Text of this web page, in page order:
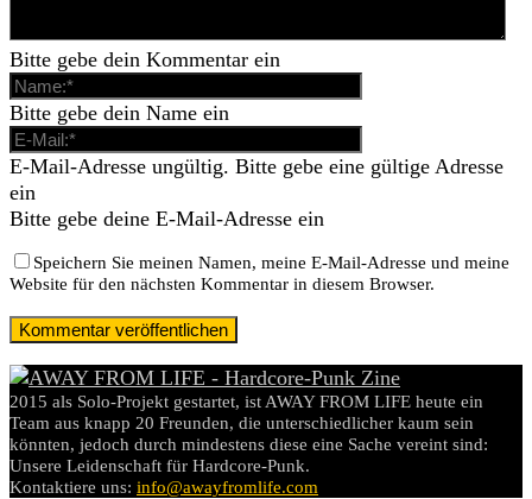
Bitte gebe dein Kommentar ein
Bitte gebe dein Name ein
E-Mail-Adresse ungültig. Bitte gebe eine gültige Adresse
ein
Bitte gebe deine E-Mail-Adresse ein
Speichern Sie meinen Namen, meine E-Mail-Adresse und meine
Website für den nächsten Kommentar in diesem Browser.
2015 als Solo-Projekt gestartet, ist AWAY FROM LIFE heute ein
Team aus knapp 20 Freunden, die unterschiedlicher kaum sein
könnten, jedoch durch mindestens diese eine Sache vereint sind:
Unsere Leidenschaft für Hardcore-Punk.
Kontaktiere uns: info@awayfromlife.com